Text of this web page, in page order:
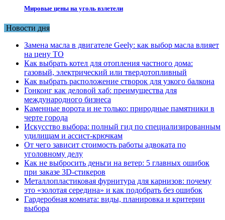
Мировые цены на уголь взлетели
Новости дня
Замена масла в двигателе Geely: как выбор масла влияет
на цену ТО
Как выбрать котел для отопления частного дома:
газовый, электрический или твердотопливный
Как выбрать расположение створок для узкого балкона
Гонконг как деловой хаб: преимущества для
международного бизнеса
Каменные ворота и не только: природные памятники в
черте города
Искусство выбора: полный гид по специализированным
удилищам и ассист-крючкам
От чего зависит стоимость работы адвоката по
уголовному делу
Как не выбросить деньги на ветер: 5 главных ошибок
при заказе 3D-стикеров
Металлопластиковая фурнитура для карнизов: почему
это «золотая середина» и как подобрать без ошибок
Гардеробная комната: виды, планировка и критерии
выбора